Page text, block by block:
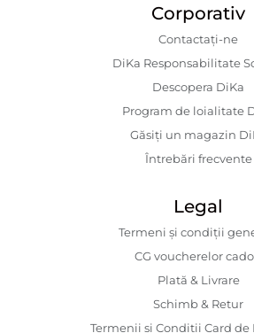
Corporativ
Contactaţi-ne
DiKa Responsabilitate
Descopera DiKa
Program de loialitate
Găsiți un magazin
Întrebări frecvente
Legal
Termeni și condiții
CG voucherelor
Plată & Livrare
Schimb & Retur
Termenii si Conditii Card